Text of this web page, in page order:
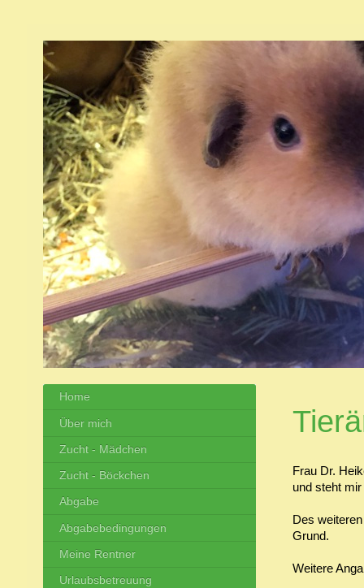
Frau Dr.
und steht
Des
Grund.
Weitere
Home
Über mich
Zucht - Mädchen
Zucht - Böckchen
Abgabe
Abgabebedingungen
Meine Rentner
Urlaubsbetreuung